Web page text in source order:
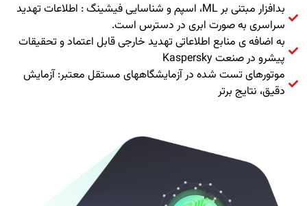
بدافزار مبتنی بر ML، اسپم و شناسایی فیشینگ : اطلاعات تهدید
سراسری به صورت ابری در دسترس است.
به اضافه ی منابع اطلاعاتی تهدید خارجی قابل اعتماد و تحقیقات
پیشرو در صنعت Kaspersky
موتورهای تست شده در آزمایشگاههای مستقل معتبر: آزمایش
دقیق، نتایج برتر